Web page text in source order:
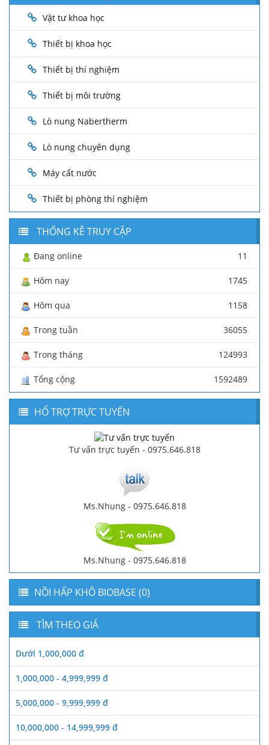
Vật tư khoa học
Thiết bị khoa học
Thiết bị thí nghiệm
Thiết bị môi trường
Lò nung Nabertherm
Lò nung chuyên dụng
Máy cất nước
Thiết bị phòng thí nghiệm
THỐNG KÊ TRUY CẬP
Đang online 11
Hôm nay 1745
Hôm qua 1158
Trong tuần 36055
Trong tháng 124993
Tổng cộng 1592489
HỔ TRỢ TRỰC TUYẾN
Tư vấn trực tuyến - 0975.646.818
Ms.Nhung - 0975.646.818
Ms.Nhung - 0975.646.818
NỒI HẤP KHÔ BIOBASE (0)
TÌM THEO GIÁ
Dưới 1,000,000 đ
1,000,000 - 4,999,999 đ
5,000,000 - 9,999,999 đ
10,000,000 - 14,999,999 đ